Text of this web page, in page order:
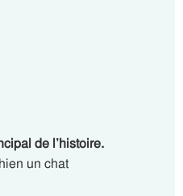
de l’histoire.
un chat